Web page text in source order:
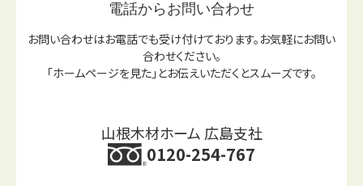
電話からお問い合わせ
お問い合わせはお電話でも受け付けております。お気軽にお問い
合わせください。
「ホームページを見た」とお伝えいただくとスムーズです。
山根木材ホーム 広島支社
0120-254-767